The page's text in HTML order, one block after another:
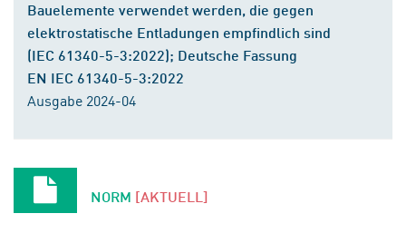
Bauelemente verwendet werden, die gegen
elektrostatische Entladungen empfindlich sind
(IEC 61340-5-3:2022); Deutsche Fassung
EN IEC 61340-5-3:2022
Ausgabe 2024-04
NORM [AKTUELL]